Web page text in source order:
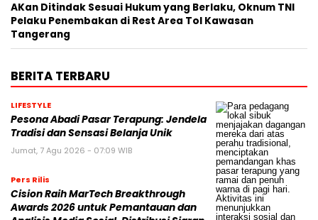
AKan Ditindak Sesuai Hukum yang Berlaku, Oknum TNI
Pelaku Penembakan di Rest Area Tol Kawasan
Tangerang
BERITA TERBARU
LIFESTYLE
Pesona Abadi Pasar Terapung: Jendela
Tradisi dan Sensasi Belanja Unik
Jumat, 7 Agu 2026 - 07:09 WIB
Pers Rilis
Cision Raih MarTech Breakthrough
Awards 2026 untuk Pemantauan dan